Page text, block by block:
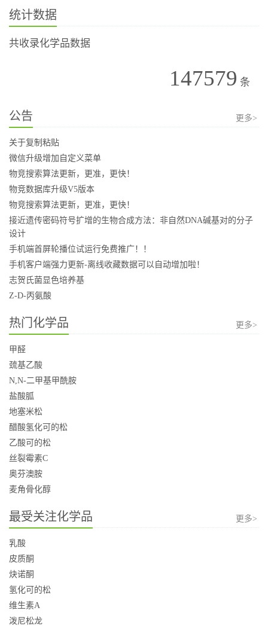
统计数据
共收录化学品数据
147579 条
公告 更多>
关于复制粘贴
微信升级增加自定义菜单
物竞搜索算法更新，更准，更快！
物竞数据库升级V5版本
物竞搜索算法更新，更准，更快！
接近遗传密码符号扩增的生物合成方法：非自然DNA碱基对的分子
设计
手机端首屏轮播位试运行免费推广！！
手机客户端强力更新-离线收藏数据可以自动增加啦！
志贺氏菌显色培养基
Z-D-丙氨酸
热门化学品 更多>
甲醛
巯基乙酸
N,N-二甲基甲酰胺
盐酸胍
地塞米松
醋酸氢化可的松
乙酸可的松
丝裂霉素C
奥芬澳胺
麦角骨化醇
最受关注化学品 更多>
乳酸
皮质酮
炔诺酮
氢化可的松
维生素A
泼尼松龙